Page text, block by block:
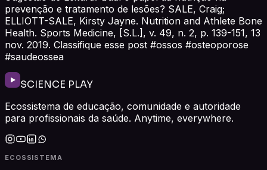
prevenção e tratamento de lesões? SALE, Craig;
ELLIOTT-SALE, Kirsty Jayne. Nutrition and Athlete Bone
Health. Sports Medicine, [S.L.], v. 49, n. 2, p. 139-151, 13
nov. 2019. Classifique esse post #ossos #osteoporose
#saudeossea
SCIENCE PLAY
Ecossistema de educação, comunidade e autoridade
para profissionais da saúde. Anytime, everywhere.
ECOSSISTEMA